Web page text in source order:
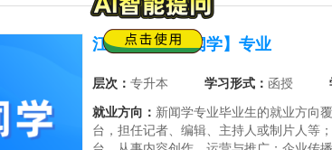
江西成考【新闻学】专业
层次： 专升本 学习形式： 函授
就业方向： 新闻学专业毕业生的就业方向
台，担任记者、编辑、主持人或制片人等